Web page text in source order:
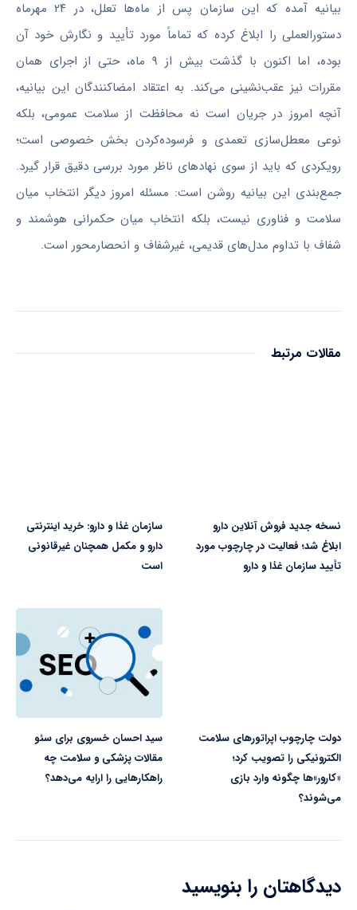
بیانیه آمده که این سازمان پس از ماه‌ها تعلل، در ۲۴ مهرماه
دستورالعملی را ابلاغ کرده که تماماً مورد تأیید و نگارش خود آن
بوده، اما اکنون با گذشت بیش از ۹ ماه، حتی از اجرای همان
مقررات نیز عقب‌نشینی می‌کند. به اعتقاد امضاکنندگان این بیانیه،
آنچه امروز در جریان است نه محافظت از سلامت عمومی، بلکه
نوعی معطل‌سازی تعمدی و فرسوده‌کردن بخش خصوصی است؛
رویکردی که باید از سوی نهادهای ناظر مورد بررسی دقیق قرار گیرد.
جمع‌بندی این بیانیه روشن است: مسئله امروز دیگر انتخاب میان
سلامت و فناوری نیست، بلکه انتخاب میان حکمرانی هوشمند و
شفاف با تداوم مدل‌های قدیمی، غیرشفاف و انحصارمحور است.
مقالات مرتبط
نسخه جدید فروش آنلاین دارو
ابلاغ شد؛ فعالیت در چارچوب مورد
تأیید سازمان غذا و دارو
سازمان غذا و دارو: خرید اینترنتی
دارو و مکمل همچنان غیرقانونی
است
دولت چارچوب اپراتورهای سلامت
الکترونیکی را تصویب کرد؛
«کارور»ها چگونه وارد بازی
می‌شوند؟
سید احسان خسروی برای سئو
مقالات پزشکی و سلامت چه
راهکارهایی را ارایه می‌دهد؟
دیدگاهتان را بنویسید